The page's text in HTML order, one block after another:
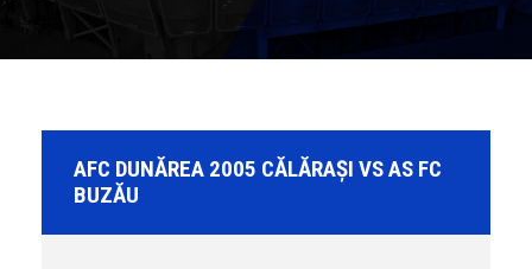
AFC DUNĂREA 2005 CĂLĂRAȘI VS AS FC
BUZĂU